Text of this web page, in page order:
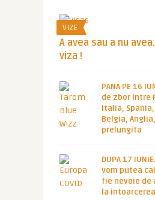
VIZE
A avea sau a nu
viza !
PANA PE 16
de zbor intre
Italia,
Belgia,
prelungita
DUPA 17
vom putea
fie nevoie de
la